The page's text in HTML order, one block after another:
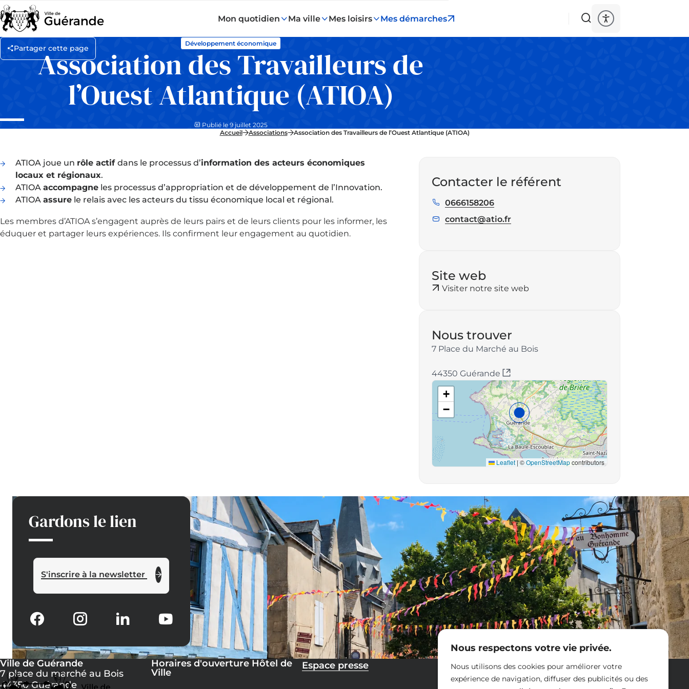
Nous respectons votre vie privée.
Nous utilisons des cookies pour améliorer votre
expérience de navigation, diffuser des publicités ou des
Mon quotidien Ma ville Mes loisirs Mes démarches
Association des Travailleurs de
l’Ouest Atlantique (ATIOA)
Développement économique
Publié le 9 juillet 2025
Partager cette page
Accueil Associations Association des Travailleurs de l’Ouest Atlantique (ATIOA)
ATIOA joue un rôle actif dans le processus d’information des acteurs économiques
locaux et régionaux.
ATIOA accompagne les processus d’appropriation et de développement de l’Innovation.
ATIOA assure le relais avec les acteurs du tissu économique local et régional.
Les membres d’ATIOA s’engagent auprès de leurs pairs et de leurs clients pour les informer, les
éduquer et partager leurs expériences. Ils confirment leur engagement au quotidien.
Contacter le référent
Téléphone
0666158206
E
:
contact@atio.fr
Site web
Visiter notre site web
Nous trouver
7 Place du Marché au Bois
44350 Guérande
+
−
Leaflet | ©OpenStreetMapcontributors
Gardons le lien
S'inscrire à la newsletter
Ville de Guérande
7 place du marché au Bois
44350 Guérande
Horaires d'ouverture Hôtel de
Ville
Espace presse Nous contacter